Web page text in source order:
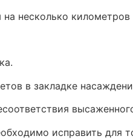
на несколько
в закладке
исправить для